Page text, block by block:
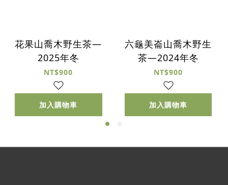
花果山喬木野生茶—
2025年冬
NT$900
加入購物車
六龜美崙山喬木野生
茶—2024年冬
NT$900
加入購物車